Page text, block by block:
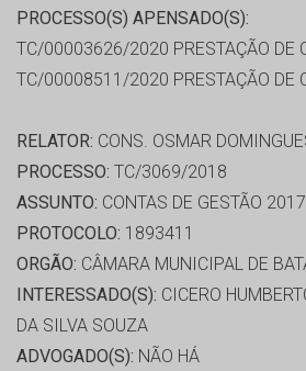
PROCESSO(S) APENSADO(S):
TC/00003626/2020 PRESTAÇÃO DE
TC/00008511/2020 PRESTAÇÃO DE
RELATOR: CONS. OSMAR
PROCESSO: TC/3069/2018
ASSUNTO: CONTAS DE GESTÃO 2017
PROTOCOLO: 1893411
ORGÃO: CÂMARA MUNICIPAL DE
INTERESSADO(S): CICERO
DA SILVA SOUZA
ADVOGADO(S): NÃO HÁ